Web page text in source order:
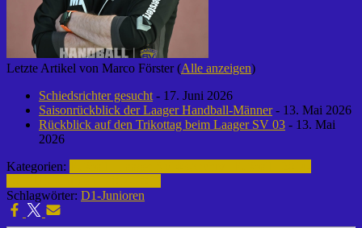
Letzte Artikel von Marco Förster(Alle anzeigen)
Schiedsrichter gesucht - 17. Juni 2026
Saisonrückblick der Laager Handball-Männer- 13. Mai 2026
Rückblick auf den Trikottag beim Laager SV 03 - 13. Mai
2026
Kategorien:
Schlagwörter: D1-Junioren